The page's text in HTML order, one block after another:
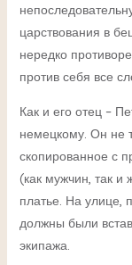
царствования в
нередко
против себя все
Как и его отец –
немецкому. Он не
скопированное с
(как мужчин, так
платье. На улице,
должны были
экипажа.